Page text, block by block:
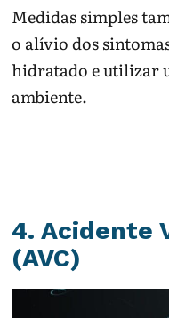
Medidas simples
o alívio dos
hidratado e utilizar
ambiente.
4. Acidente
(AVC)